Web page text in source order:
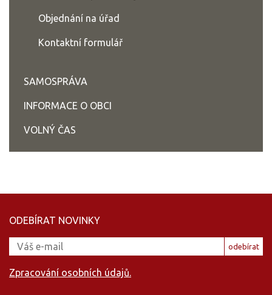
Objednání na úřad
Kontaktní formulář
SAMOSPRÁVA
INFORMACE O OBCI
VOLNÝ ČAS
ODEBÍRAT NOVINKY
odebírat
Zpracování osobních údajů.